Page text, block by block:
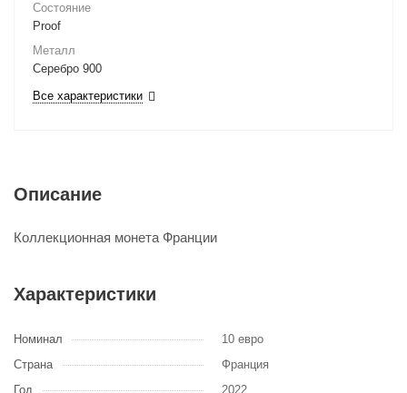
Состояние
Proof
Металл
Серебро 900
Все характеристики
Описание
Коллекционная монета Франции
Характеристики
Номинал
10 евро
Страна
Франция
Год
2022